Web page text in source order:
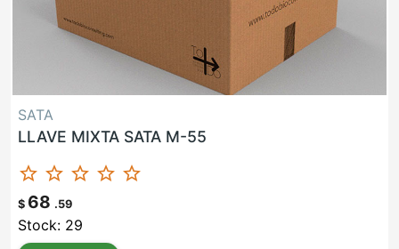
SATA
LLAVE MIXTA SATA M-55
star_border star_border star_border star_border star_border
$ 68 .59
Stock: 29